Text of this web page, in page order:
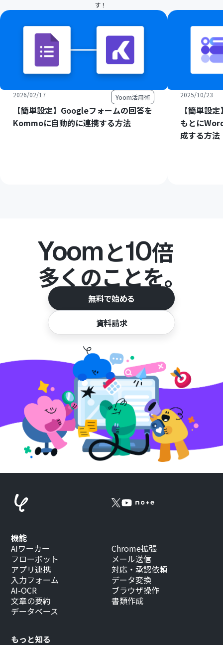
す！
2026/02/17 Yoom活用術
【簡単設定】Googleフォームの回答を
Kommoに自動的に連携する方法
2025/10/23
【簡単設
もとに
成する方法
Yoomと10倍
多くのことを。
無料で始める
資料請求
もっと知る
機能
AIワーカー
フローボット
アプリ連携
入力フォーム
AI-OCR
文章の要約
データベース
Chrome拡張
メール送信
対応・承認依頼
データ変換
ブラウザ操作
書類作成